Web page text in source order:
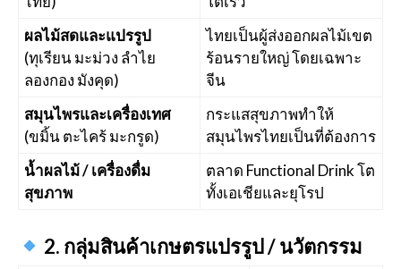
ผลไม้สดและแปรรูป
(ทุเรียน มะม่วง ลำไย
ลองกอง มังคุด)
ไทยเป็นผู้ส่งออกผลไม้เขต
ร้อนรายใหญ่ โดยเฉพาะ
จีน
สมุนไพรและเครื่องเทศ
(ขมิ้น ตะไคร้ มะกรูด)
กระแสสุขภาพทำให้
สมุนไพรไทยเป็นที่ต้องการ
น้ำผลไม้ / เครื่องดื่ม
สุขภาพ
ตลาด Functional Drink โต
ทั้งเอเชียและยุโรป
2. กลุ่มสินค้าเกษตรแปรรูป / นวัตกรรม